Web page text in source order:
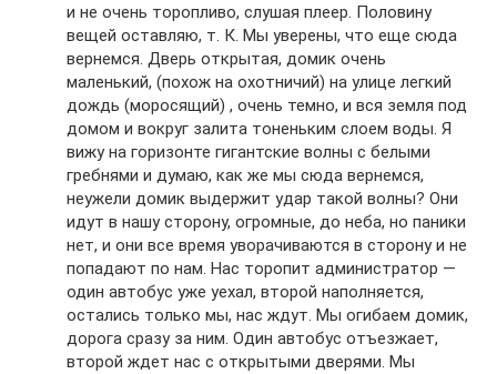
и не очень торопливо, слушая плеер. Половину
вещей оставляю, т. К. Мы уверены, что еще сюда
вернемся. Дверь открытая, домик очень
маленький, (похож на охотничий) на улице легкий
дождь (моросящий) , очень темно, и вся земля под
домом и вокруг залита тоненьким слоем воды. Я
вижу на горизонте гигантские волны с белыми
гребнями и думаю, как же мы сюда вернемся,
неужели домик выдержит удар такой волны? Они
идут в нашу сторону, огромные, до неба, но паники
нет, и они все время уворачиваются в сторону и не
попадают по нам. Нас торопит администратор —
один автобус уже уехал, второй наполняется,
остались только мы, нас ждут. Мы огибаем домик,
дорога сразу за ним. Один автобус отъезжает,
второй ждет нас с открытыми дверями. Мы